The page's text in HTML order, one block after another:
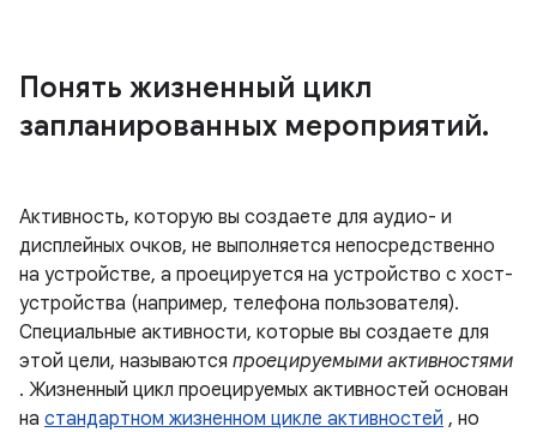
Понять жизненный цикл
запланированных мероприятий.
Активность, которую вы создаете для аудио- и
дисплейных очков, не выполняется непосредственно
на устройстве, а проецируется на устройство с хост-
устройства (например, телефона пользователя).
Специальные активности, которые вы создаете для
этой цели, называются проецируемыми активностями
. Жизненный цикл проецируемых активностей основан
на стандартном жизненном цикле активностей , но